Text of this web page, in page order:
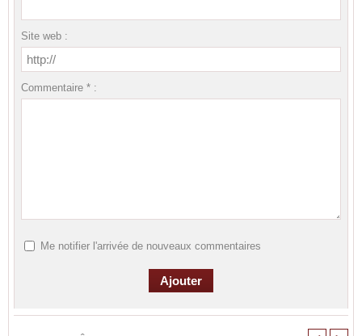
Site web :
Commentaire * :
Me notifier l'arrivée de nouveaux commentaires